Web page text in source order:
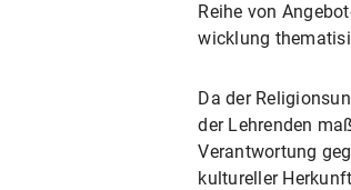
Reihe von
wicklung
Da der
der Lehrenden
Verantwortung
kultureller